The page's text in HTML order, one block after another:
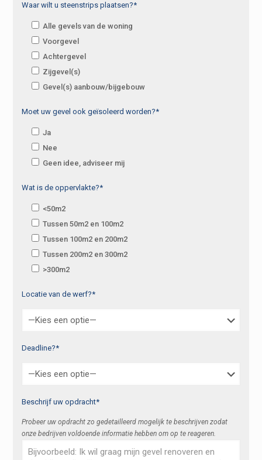
Waar wilt u steenstrips plaatsen?*
Alle gevels van de woning
Voorgevel
Achtergevel
Zijgevel(s)
Gevel(s) aanbouw/bijgebouw
Moet uw gevel ook geïsoleerd worden?*
Ja
Nee
Geen idee, adviseer mij
Wat is de oppervlakte?*
<50m2
Tussen 50m2 en 100m2
Tussen 100m2 en 200m2
Tussen 200m2 en 300m2
>300m2
Locatie van de werf?*
Deadline?*
Beschrijf uw opdracht*
Probeer uw opdracht zo gedetailleerd mogelijk te beschrijven zodat
onze bedrijven voldoende informatie hebben om op te reageren.